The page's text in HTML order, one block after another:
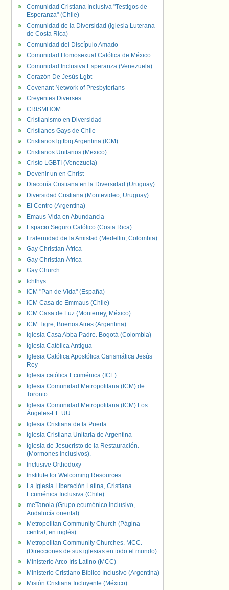
Comunidad Cristiana Inclusiva "Testigos de
Esperanza" (Chile)
Comunidad de la Diversidad (Iglesia Luterana
de Costa Rica)
Comunidad del Discípulo Amado
Comunidad Homosexual Católica de México
Comunidad Inclusiva Esperanza (Venezuela)
Corazón De Jesús Lgbt
Covenant Network of Presbyterians
Creyentes Diverses
CRISMHOM
Cristianismo en Diversidad
Cristianos Gays de Chile
Cristianos lgttbiq Argentina (ICM)
Cristianos Unitarios (Mexico)
Cristo LGBTI (Venezuela)
Devenir un en Christ
Diaconía Cristiana en la Diversidad (Uruguay)
Diversidad Cristiana (Montevideo, Uruguay)
El Centro (Argentina)
Emaus-Vida en Abundancia
Espacio Seguro Católico (Costa Rica)
Fraternidad de la Amistad (Medellin, Colombia)
Gay Christian África
Gay Christian África
Gay Church
Ichthys
ICM "Pan de Vida" (España)
ICM Casa de Emmaus (Chile)
ICM Casa de Luz (Monterrey, México)
ICM Tigre, Buenos Aires (Argentina)
Iglesia Casa Abba Padre. Bogotá (Colombia)
Iglesia Católica Antigua
Iglesia Católica Apostólica Carismática Jesús
Rey
Iglesia católica Ecuménica (ICE)
Iglesia Comunidad Metropolitana (ICM) de
Toronto
Iglesia Comunidad Metropolitana (ICM) Los
Ángeles-EE.UU.
Iglesia Cristiana de la Puerta
Iglesia Cristiana Unitaria de Argentina
Iglesia de Jesucristo de la Restauración.
(Mormones inclusivos).
Inclusive Orthodoxy
Institute for Welcoming Resources
La Iglesia Liberación Latina, Cristiana
Ecuménica Inclusiva (Chile)
meTanoia (Grupo ecuménico inclusivo,
Andalucía oriental)
Metropolitan Community Church (Página
central, en inglés)
Metropolitan Community Churches. MCC.
(Direcciones de sus iglesias en todo el mundo)
Ministerio Arco Iris Latino (MCC)
Ministerio Cristiano Bíblico Inclusivo (Argentina)
Misión Cristiana Incluyente (México)